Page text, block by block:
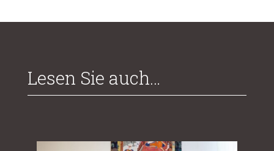
Lesen Sie auch…